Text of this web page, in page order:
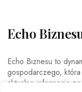
Echo
Echo Biznesu to
gospodarczego,
aktualne informacje